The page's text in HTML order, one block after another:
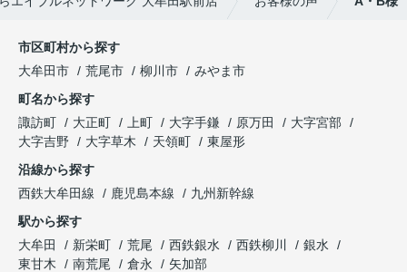
市区町村から探す
大牟田市
荒尾市 柳川市
みやま市
町名から探す
諏訪町
大正町 上町 大字手鎌 原万田
大字宮部
大字吉野
大字草木 天領町
東屋形
沿線から探す
西鉄大牟田線
鹿児島本線
九州新幹線
駅から探す
大牟田
新栄町 荒尾 西鉄銀水 西鉄柳川
銀水
東甘木
南荒尾 倉永 矢加部